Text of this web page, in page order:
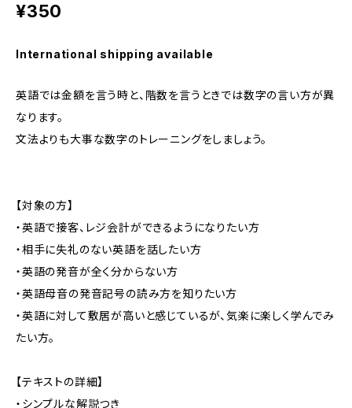
¥350
International shipping available
英語では金額を言う時と、階数を言うときでは数字の言い方が異
なります。
文法よりも大事な数字のトレーニングをしましょう。
【対象の方】
・英語で接客、レジ会計ができるようになりたい方
・相手に失礼のない英語を話したい方
・英語の発音が全く分からない方
・英語母音の発音記号の読み方を知りたい方
・英語に対して敷居が高いと感じているが、気楽に楽しく学んでみ
たい方。
【テキストの詳細】
・シンプルな解説つき